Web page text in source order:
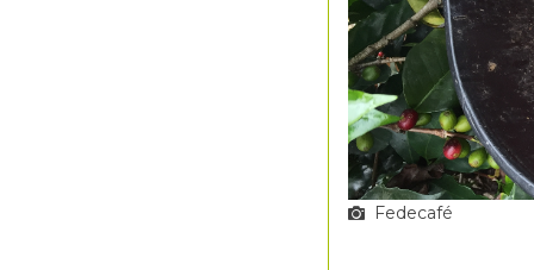
Fedecafé